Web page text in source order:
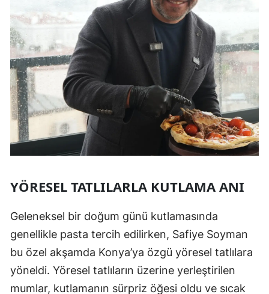
YÖRESEL TATLILARLA KUTLAMA ANI
Geleneksel bir doğum günü kutlamasında
genellikle pasta tercih edilirken, Safiye Soyman
bu özel akşamda Konya’ya özgü yöresel tatlılara
yöneldi. Yöresel tatlıların üzerine yerleştirilen
mumlar, kutlamanın sürpriz öğesi oldu ve sıcak